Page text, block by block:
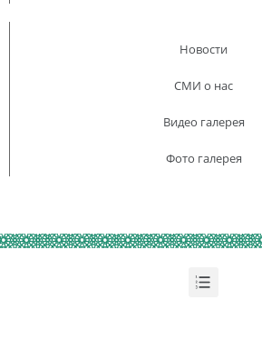
Новости
СМИ о нас
Видео галерея
Фото галерея